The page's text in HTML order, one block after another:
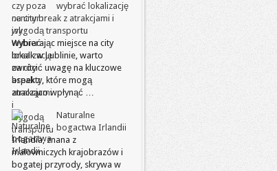
wybrać lokalizację
na city break z atrakcjami i
wygodą transportu
Wybierając miejsce na city
break w Lublinie, warto
zwrócić uwagę na kluczowe
aspekty, które mogą
znacząco wpłynąć …
Naturalne
bogactwa Irlandii
Irlandia, znana z
malowniczych krajobrazów i
bogatej przyrody, skrywa w